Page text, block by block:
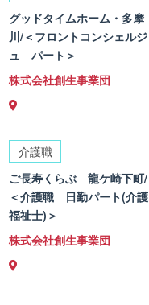
グッドタイムホーム・多摩
川/＜フロントコンシェルジ
ュ パート＞
株式会社創生事業団
介護職
ご長寿くらぶ 龍ケ崎下町/
＜介護職 日勤パート(介護
福祉士)＞
株式会社創生事業団